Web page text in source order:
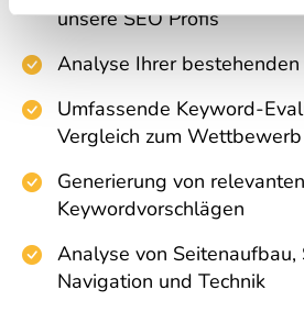
unsere SEO Profis
Analyse Ihrer
Umfassende Keyword-
Vergleich zum Wettbewerb
Generierung von relevanten
Keywordvorschlägen
Analyse von Seitenaufbau,
Navigation und Technik